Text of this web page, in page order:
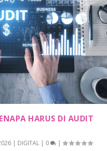
HARUS DI AUDIT
| DIGITAL | 0 |